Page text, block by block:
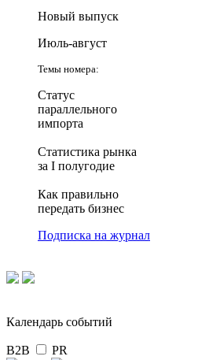
Новый выпуск
Июль-август
Темы номера:
Статус
параллельного
импорта
Статистика рынка
за I полугодие
Как правильно
передать бизнес
Подписка на журнал
Календарь событий
B2B PR